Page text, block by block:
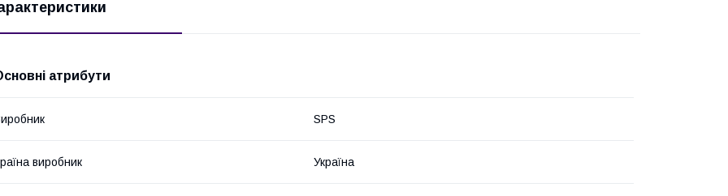
атрибути
SPS
виробник Україна